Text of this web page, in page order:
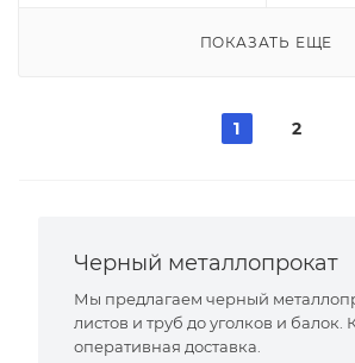
ПОКАЗАТЬ ЕЩЕ
1 2
Черный металлопрокат
Мы предлагаем черный
листов и труб до уголков и балок.
оперативная доставка.